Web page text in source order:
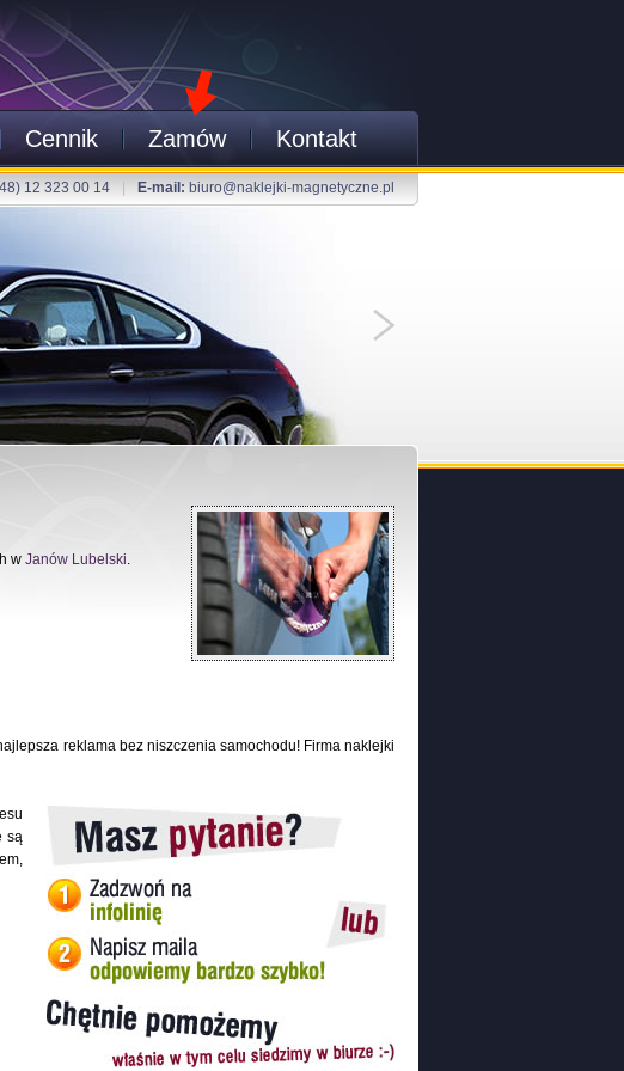
Cennik Zamów Kontakt
12 323 00 14 E-mail: biuro@naklejki-magnetyczne.pl
w Janów Lubelski.
reklama bez niszczenia samochodu! Firma naklejki
są